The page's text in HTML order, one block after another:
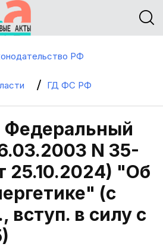
РФ
ГД ФС РФ
Федеральный
N 35-
25.10.2024) "Об
(с
вступ. в силу с